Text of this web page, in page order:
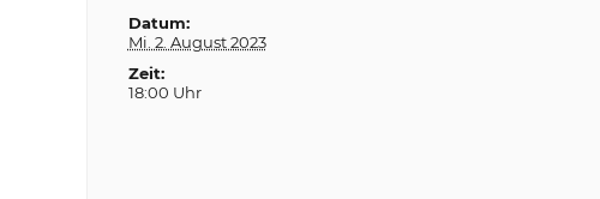
Datum:
Mi. 2. August 2023
Zeit:
18:00 Uhr